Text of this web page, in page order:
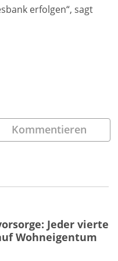
erfolgen“, sagt
Kommentieren
Jeder vierte
Wohneigentum